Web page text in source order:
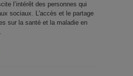
l’intérêt des personnes qui
sociaux. L'accès et le partage
sur la santé et la maladie en